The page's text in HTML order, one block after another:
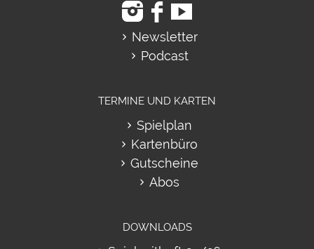
Newsletter
Podcast
TERMINE UND KARTEN
Spielplan
Kartenbüro
Gutscheine
Abos
DOWNLOADS